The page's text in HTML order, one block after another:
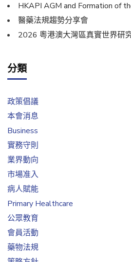
HKAPI AGM and Formation of
醫藥法規趨勢分享會
2026 粵港澳大灣區真實世界研
分類
政策倡議
本會消息
Business
實務守則
業界動向
市場准入
病人賦能
Primary Healthcare
公眾教育
會員活動
藥物法規